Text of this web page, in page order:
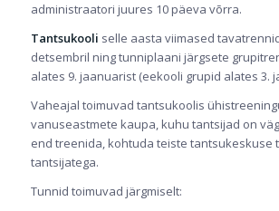
administraatori juures 10 päeva võrra.
Tantsukooli selle aasta viimased
detsembril ning tunniplaani järgsete
alates 9. jaanuarist (eekooli grupid alates 3.
Vaheajal toimuvad tantsukoolis
vanuseastmete kaupa, kuhu tantsijad on
end treenida, kohtuda teiste tantsukeskuse
tantsijatega.
Tunnid toimuvad järgmiselt: